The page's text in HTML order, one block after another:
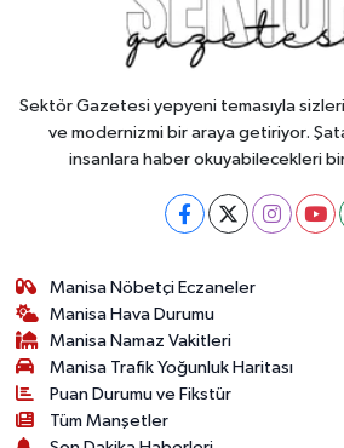
Sektör Gazetesi yepyeni temasıyla
ve modernizmi bir araya getiriyor.
insanlara haber okuyabilecekleri
Manisa Nöbetçi Eczaneler
Manisa Hava Durumu
Manisa Namaz Vakitleri
Manisa Trafik Yoğunluk Haritası
Puan Durumu ve Fikstür
Tüm Manşetler